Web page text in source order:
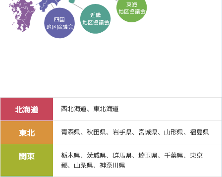
東海
地区協議会
近畿
地区協議会
四国
地区協議会
北海道 西北海道、東北海道
東北 青森県、秋田県、岩手県、宮城県、山形県、福島県
関東
栃木県、茨城県、群馬県、埼玉県、千葉県、東京
都、山梨県、神奈川県